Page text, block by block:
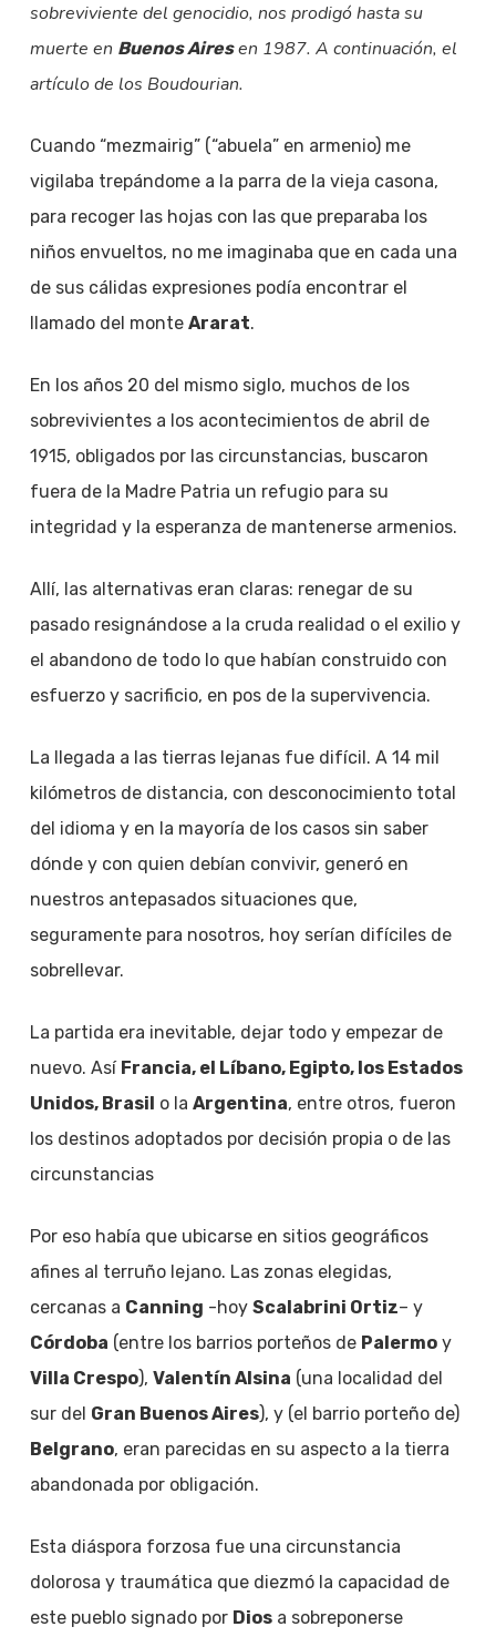
sobreviviente del genocidio, nos prodigó hasta su
muerte en Buenos Airesen 1987. A continuación, el
artículo de los Boudourian.
Cuando “mezmairig” (“abuela” en armenio) me
vigilaba trepándome a la parra de la vieja casona,
para recoger las hojas con las que preparaba los
niños envueltos, no me imaginaba que en cada una
de sus cálidas expresiones podía encontrar el
llamado del monte Ararat.
En los años 20 del mismo siglo, muchos de los
sobrevivientes a los acontecimientos de abril de
1915, obligados por las circunstancias, buscaron
fuera de la Madre Patria un refugio para su
integridad y la esperanza de mantenerse armenios.
Allí, las alternativas eran claras: renegar de su
pasado resignándose a la cruda realidad o el exilio y
el abandono de todo lo que habían construido con
esfuerzo y sacrificio, en pos de la supervivencia.
La llegada a las tierras lejanas fue difícil. A 14 mil
kilómetros de distancia, con desconocimiento total
del idioma y en la mayoría de los casos sin saber
dónde y con quien debían convivir, generó en
nuestros antepasados situaciones que,
seguramente para nosotros, hoy serían difíciles de
sobrellevar.
La partida era inevitable, dejar todo y empezar de
nuevo. Así Francia, el Líbano, Egipto, los Estados
Unidos, Brasil o la Argentina, entre otros, fueron
los destinos adoptados por decisión propia o de las
circunstancias
Por eso había que ubicarse en sitios geográficos
afines al terruño lejano. Las zonas elegidas,
cercanas a Canning -hoy Scalabrini Ortiz– y
Córdoba (entre los barrios porteños de Palermoy
Villa Crespo), Valentín Alsina (una localidad del
sur del Gran Buenos Aires), y (el barrio porteño de)
Belgrano, eran parecidas en su aspecto a la tierra
abandonada por obligación.
Esta diáspora forzosa fue una circunstancia
dolorosa y traumática que diezmó la capacidad de
este pueblo signado por Diosa sobreponerse